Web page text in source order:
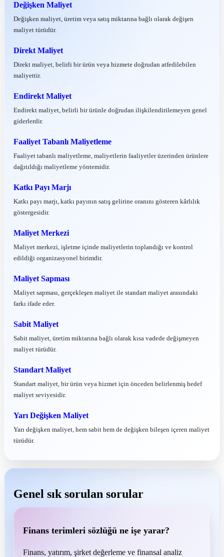
Değişken Maliyet
Değişken maliyet, üretim veya satış miktarına bağlı olarak değişen
maliyet türüdür.
Direkt Maliyet
Direkt maliyet, belirli bir ürün veya hizmete doğrudan atfedilebilen
maliyettir.
Endirekt Maliyet
Endirekt maliyet, belirli bir ürünle doğrudan ilişkilendirilemeyen genel
giderlerdir.
Faaliyet Tabanlı Maliyetleme
Faaliyet tabanlı maliyetleme, maliyetlerin faaliyetler üzerinden ürünlere
dağıtıldığı maliyetleme yöntemidir.
Katkı Payı Marjı
Katkı payı marjı, katkı payının satış gelirine oranını gösteren kârlılık
göstergesidir.
Maliyet Merkezi
Maliyet merkezi, işletme içinde maliyetlerin toplandığı ve kontrol
edildiği organizasyonel birimdir.
Maliyet Sapması
Maliyet sapması, gerçekleşen maliyet ile standart maliyet arasındaki
farkı ifade eder.
Sabit Maliyet
Sabit maliyet, üretim miktarına bağlı olarak kısa vadede değişmeyen
maliyet türüdür.
Standart Maliyet
Standart maliyet, bir ürün veya hizmet için önceden belirlenmiş hedef
maliyet seviyesidir.
Yarı Değişken Maliyet
Yarı değişken maliyet, hem sabit hem de değişken bileşen içeren maliyet
türüdür.
Genel sık sorulan sorular
Finans terimleri sözlüğü ne işe yarar?
Finans, yatırım, şirket değerleme ve finansal analiz